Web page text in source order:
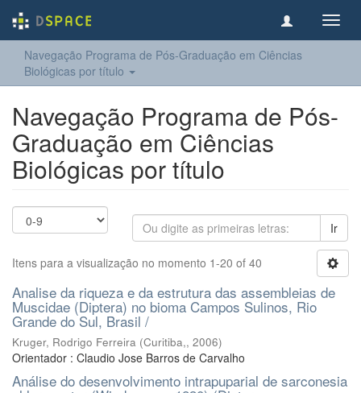
Navegação Programa de Pós-Graduação em Ciências
Biológicas por título
Navegação Programa de Pós-
Graduação em Ciências
Biológicas por título
Ir
Itens para a visualização no momento 1-20 of 40
Analise da riqueza e da estrutura das assembleias de
Muscidae (Diptera) no bioma Campos Sulinos, Rio
Grande do Sul, Brasil /
Kruger, Rodrigo Ferreira (Curitiba,, 2006)
Orientador : Claudio Jose Barros de Carvalho
Análise do desenvolvimento intrapuparial de sarconesia